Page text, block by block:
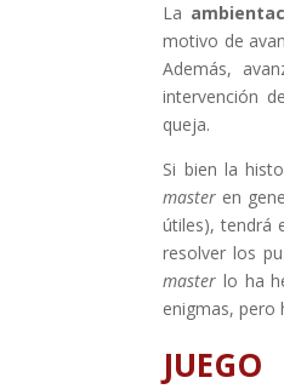
La
motivo de
Además,
intervención
queja.
Si bien la
master en
útiles), tendrá
resolver los
master lo ha
enigmas, pero
JUEGO